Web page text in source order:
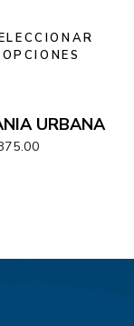
OPCIONES
URBANA